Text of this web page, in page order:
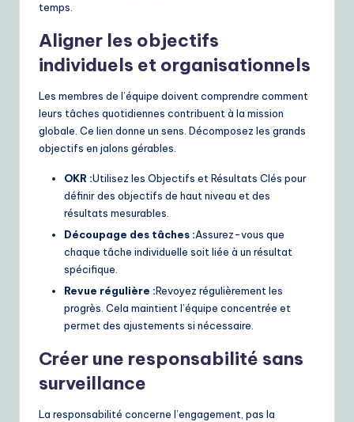
temps.
Aligner les objectifs
individuels et organisationnels
Les membres de l’équipe doivent comprendre comment
leurs tâches quotidiennes contribuent à la mission
globale. Ce lien donne un sens. Décomposez les grands
objectifs en jalons gérables.
OKR :Utilisez les Objectifs et Résultats Clés pour
définir des objectifs de haut niveau et des
résultats mesurables.
Découpage des tâches :Assurez-vous que
chaque tâche individuelle soit liée à un résultat
spécifique.
Revue régulière :Revoyez régulièrement les
progrès. Cela maintient l’équipe concentrée et
permet des ajustements si nécessaire.
Créer une responsabilité sans
surveillance
La responsabilité concerne l’engagement, pas la